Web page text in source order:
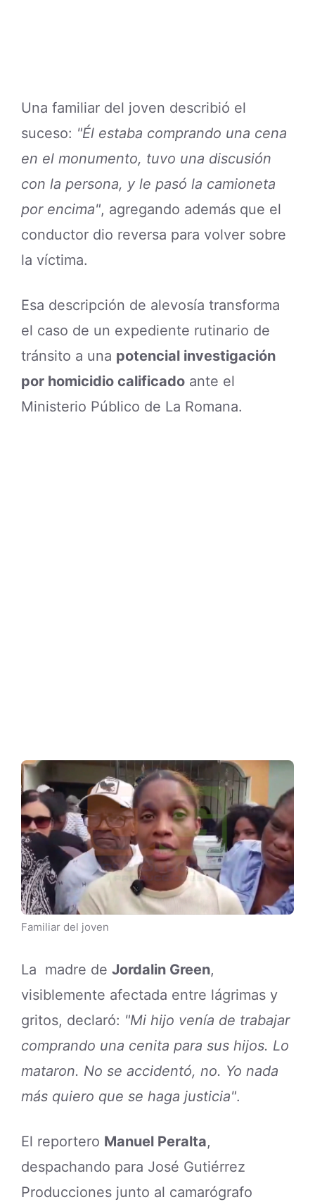
Una familiar del joven describió el
suceso: "Él estaba comprando una cena
en el monumento, tuvo una discusión
con la persona, y le pasó la camioneta
por encima", agregando además que el
conductor dio reversa para volver sobre
la víctima.
Esa descripción de alevosía transforma
el caso de un expediente rutinario de
tránsito a una potencial investigación
por homicidio calificado ante el
Ministerio Público de La Romana.
Familiar del joven
La madre de Jordalin Green,
visiblemente afectada entre lágrimas y
gritos, declaró: "Mi hijo venía de trabajar
comprando una cenita para sus hijos. Lo
mataron. No se accidentó, no. Yo nada
más quiero que se haga justicia".
El reportero Manuel Peralta,
despachando para José Gutiérrez
Producciones junto al camarógrafo